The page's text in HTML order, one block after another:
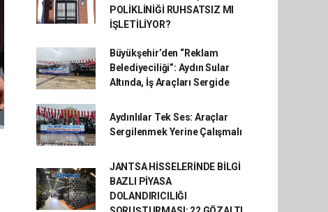
POLİKLİNİĞİ RUHSATSIZ MI
İŞLETİLİYOR?
Büyükşehir’den “Reklam
Belediyeciliği”: Aydın Sular
Altında, İş Araçları Sergide
Aydınlılar Tek Ses: Araçlar
Sergilenmek Yerine Çalışmalı
JANTSA HİSSELERİNDE BİLGİ
BAZLI PİYASA
DOLANDIRICILIĞI